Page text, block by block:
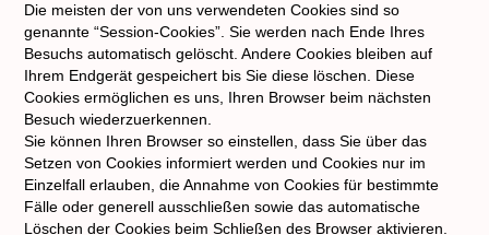
Die meisten der von uns verwendeten Cookies sind so
genannte “Session-Cookies”. Sie werden nach Ende Ihres
Besuchs automatisch gelöscht. Andere Cookies bleiben auf
Ihrem Endgerät gespeichert bis Sie diese löschen. Diese
Cookies ermöglichen es uns, Ihren Browser beim nächsten
Besuch wiederzuerkennen.
Sie können Ihren Browser so einstellen, dass Sie über das
Setzen von Cookies informiert werden und Cookies nur im
Einzelfall erlauben, die Annahme von Cookies für bestimmte
Fälle oder generell ausschließen sowie das automatische
Löschen der Cookies beim Schließen des Browser aktivieren.